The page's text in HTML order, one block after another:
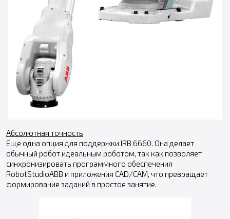
Абсолютная точность
Еще одна опция для поддержки IRB 6660. Она делает
обычный робот идеальным роботом, так как позволяет
синхронизировать программного обеспечения
RobotStudioAВВ и приложения CAD/CAM, что превращает
формирование заданий в простое занятие.